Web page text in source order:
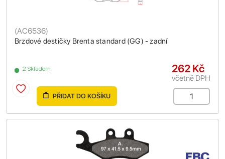
Brzdové destičky Brenta standard (GG) - zadní
(AC6536)
2 Skladem 262 Kč
včetně DPH
PŘIDAT DO KOŠÍKU